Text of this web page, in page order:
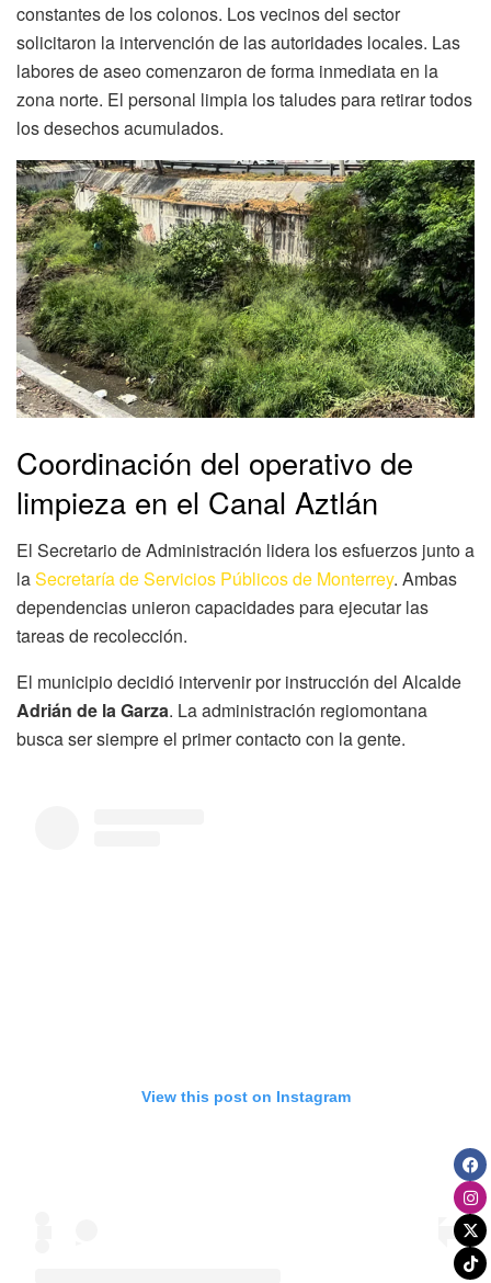
constantes de los colonos. Los vecinos del sector
solicitaron la intervención de las autoridades locales. Las
labores de aseo comenzaron de forma inmediata en la
zona norte. El personal limpia los taludes para retirar todos
los desechos acumulados.
Coordinación del operativo de
limpieza en el Canal Aztlán
El Secretario de Administración lidera los esfuerzos junto a
laSecretaría de Servicios Públicos de Monterrey. Ambas
dependencias unieron capacidades para ejecutar las
tareas de recolección.
El municipio decidió intervenir por instrucción del Alcalde
Adrián de la Garza. La administración regiomontana
busca ser siempre el primer contacto con la gente.
View this post on Instagram